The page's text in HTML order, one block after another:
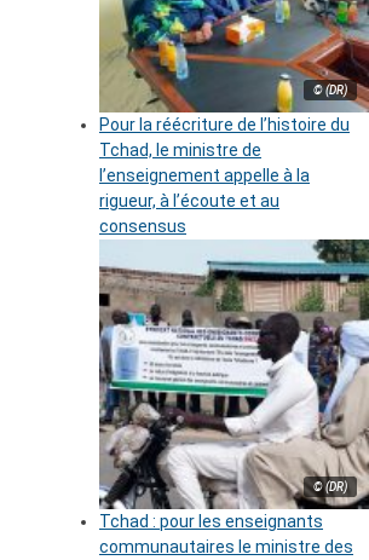
© (DR)
Pour la réécriture de l’histoire du
Tchad, le ministre de
l’enseignement appelle à la
rigueur, à l’écoute et au
consensus
© (DR)
Tchad : pour les enseignants
communautaires le ministre des